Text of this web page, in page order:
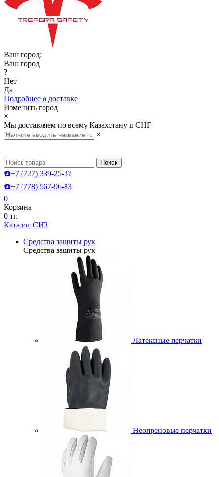
Ваш город:
Ваш город
?
Нет
Да
Подробнее о доставке
Изменить город
×
Мы доставляем по всему Казахстану и СНГ
×
Поиск
☎️+7 (727) 339-25-37
☎️+7 (778) 567-96-83
0
Корзина
0 тг.
Каталог СИЗ
Средства защиты рук
Средства защиты рук
Латексные перчатки
Неопреновые перчатки